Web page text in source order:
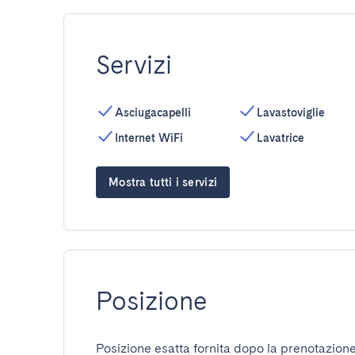
Servizi
Asciugacapelli
Internet WiFi
Lavastoviglie
Lavatrice
Mostra tutti i servizi
Posizione
Posizione esatta fornita dopo la